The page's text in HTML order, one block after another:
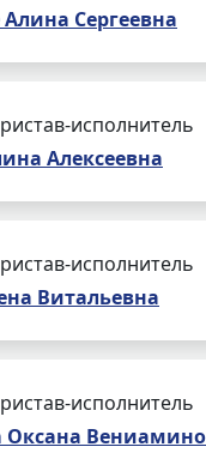
Сергеевна
исполнитель
Алексеевна
исполнитель
Витальевна
исполнитель
Оксана